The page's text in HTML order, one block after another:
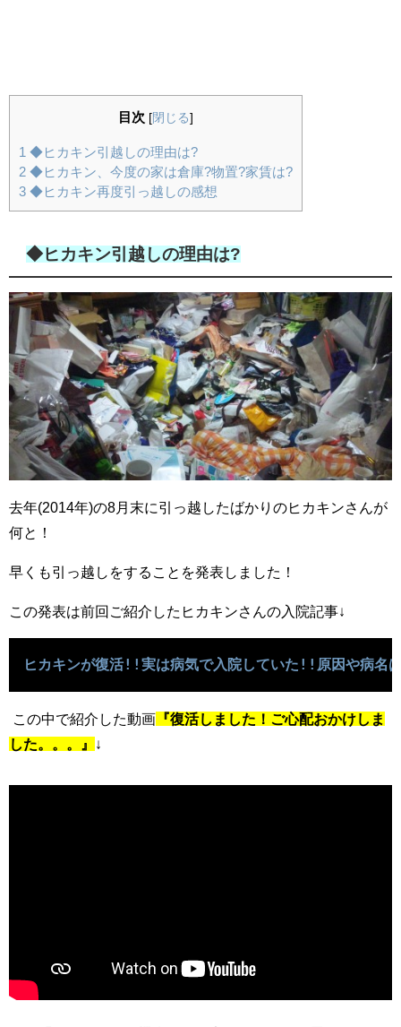
目次 [閉じる]
1 ◆ヒカキン引越しの理由は?
2 ◆ヒカキン、今度の家は倉庫?物置?家賃は?
3 ◆ヒカキン再度引っ越しの感想
◆ヒカキン引越しの理由は?
去年(2014年)の8月末に引っ越したばかりのヒカキンさんが
何と！
早くも引っ越しをすることを発表しました！
この発表は前回ご紹介したヒカキンさんの入院記事↓
ヒカキンが復活!!実は病気で入院していた!!原因や病名
この中で紹介した動画 『復活しました！ご心配おかけしま
した。。。』
↓